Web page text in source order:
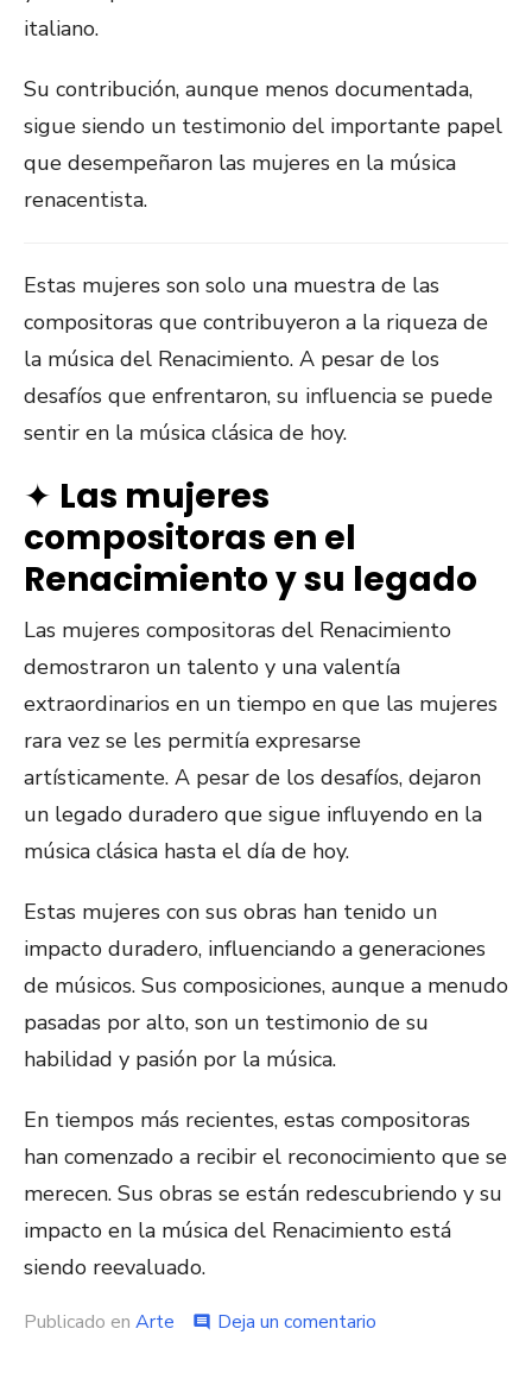
italiano.
Su contribución, aunque menos documentada,
sigue siendo un testimonio del importante papel
que desempeñaron las mujeres en la música
renacentista.
Estas mujeres son solo una muestra de las
compositoras que contribuyeron a la riqueza de
la música del Renacimiento. A pesar de los
desafíos que enfrentaron, su influencia se puede
sentir en la música clásica de hoy.
✦ Las mujeres
compositoras en el
Renacimiento y su legado
Las mujeres compositoras del Renacimiento
demostraron un talento y una valentía
extraordinarios en un tiempo en que las mujeres
rara vez se les permitía expresarse
artísticamente. A pesar de los desafíos, dejaron
un legado duradero que sigue influyendo en la
música clásica hasta el día de hoy.
Estas mujeres con sus obras han tenido un
impacto duradero, influenciando a generaciones
de músicos. Sus composiciones, aunque a menudo
pasadas por alto, son un testimonio de su
habilidad y pasión por la música.
En tiempos más recientes, estas compositoras
han comenzado a recibir el reconocimiento que se
merecen. Sus obras se están redescubriendo y su
impacto en la música del Renacimiento está
siendo reevaluado.
Publicado en Arte comment Deja un comentario